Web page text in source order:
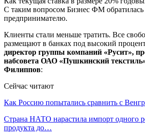
С таким вопросом Бизнес ФМ обратилась
предпринимателю.
Клиенты стали меньше тратить. Все
размещают в банках под высокий
директор группы компаний «Русит»,
набсовета ОАО «Пушкинский
Филиппов:
Сейчас читают
Как Россию попытались сравнить с
Страна НАТО нарастила импорт одного
продукта до…